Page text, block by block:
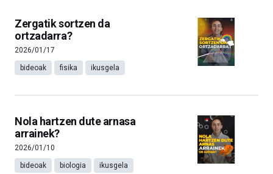
Zergatik sortzen da
ortzadarra?
2026/01/17
bideoak fisika ikusgela
Nola hartzen dute arnasa
arrainek?
2026/01/10
bideoak biologia ikusgela